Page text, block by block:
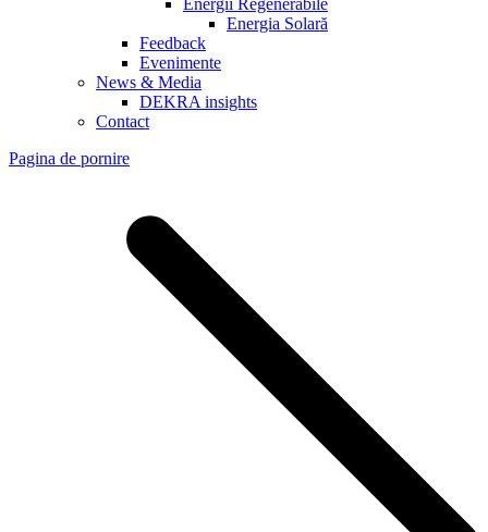
Energii Regenerabile
Energia Solară
Feedback
Evenimente
News & Media
DEKRA insights
Contact
Pagina de pornire